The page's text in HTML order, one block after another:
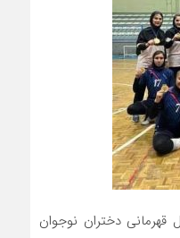
قهرمانی دختران نوجوان